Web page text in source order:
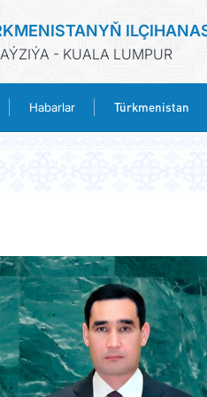
- KUALA LUMPUR
Habarlar Türkmenistan